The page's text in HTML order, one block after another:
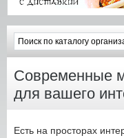
Современные
для вашего
Есть на просторах